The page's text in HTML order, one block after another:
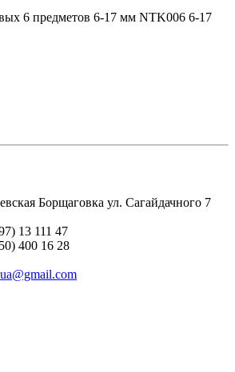
6 предметов 6-17 мм NTK006 6-17
Борщаговка ул. Сагайдачного 7
13 111 47
400 16 28